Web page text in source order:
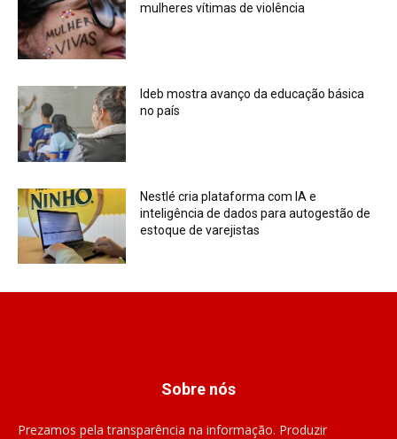
mulheres vítimas de violência
Ideb mostra avanço da educação básica
no país
Nestlé cria plataforma com IA e
inteligência de dados para autogestão de
estoque de varejistas
Sobre nós
Prezamos pela transparência na informação. Produzir